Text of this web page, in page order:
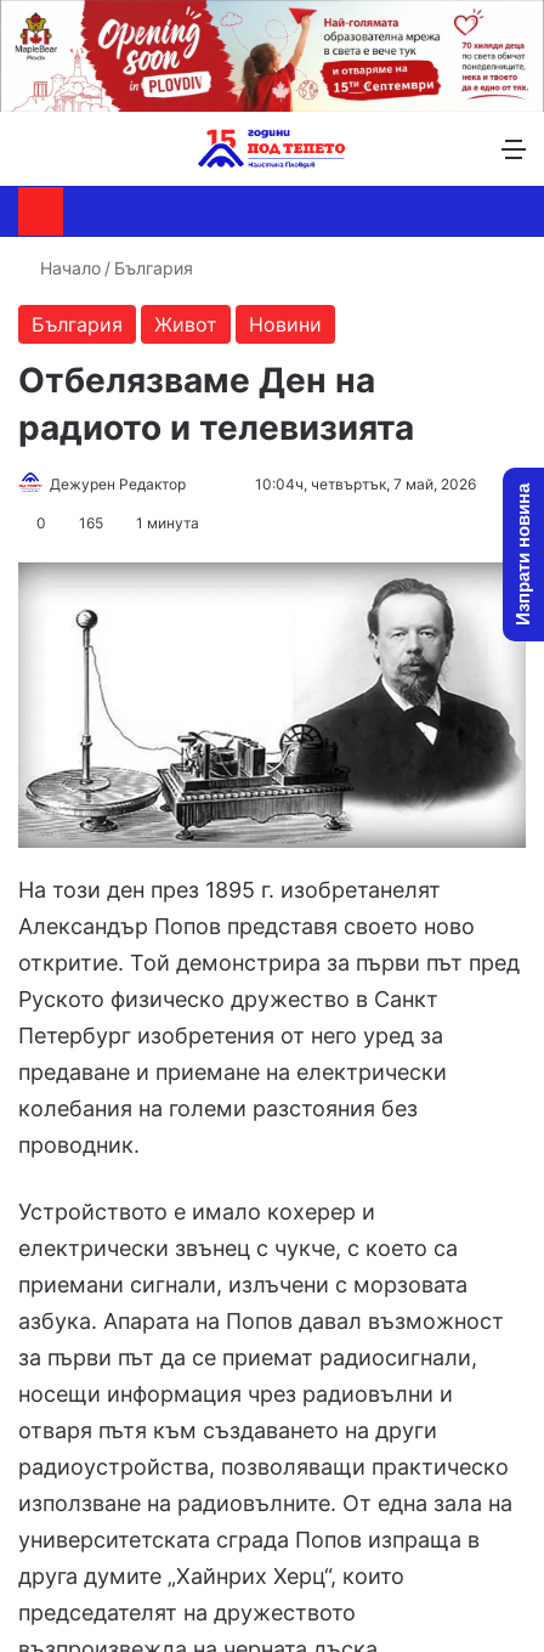
Начало / България
България Живот Новини
Отбелязваме Ден на
радиото и телевизията
Дежурен Редактор
Send10:04ч, четвъртък, 7 май, 2026
0 165 1 минута
На този ден през 1895 г. изобретанелят
Александър Попов представя своето ново
откритие. Той демонстрира за първи път пред
Руското физическо дружество в Санкт
Петербург изобретения от него уред за
предаване и приемане на електрически
колебания на големи разстояния без
проводник.
Устройството е имало кохерер и
електрически звънец с чукче, с което са
приемани сигнали, излъчени с морзовата
азбука. Апарата на Попов давал възможност
за първи път да се приемат радиосигнали,
носещи информация чрез радиовълни и
отваря пътя към създаването на други
радиоустройства, позволяващи практическо
използване на радиовълните. От една зала на
университетската сграда Попов изпраща в
друга думите „Хайнрих Херц“, които
председателят на дружеството
Изпрати новина